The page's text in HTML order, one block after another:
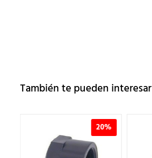
También te pueden interesar
20%